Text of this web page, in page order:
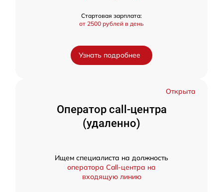
Стартовая зарплата:
от 2500 рублей в день
Узнать подробнее
Открыта
Оператор call-центра
(удаленно)
Ищем специалиста на должность
оператора Call-центра на
входящую линию